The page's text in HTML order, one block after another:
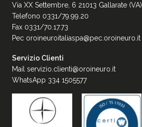
Via XX Settembre, 6 21013 Gallarate (VA)
Telefono 0331/79.99.20
Fax 0331/70.17.73
Pec oroineuroitaliaspa@pec.oroineuro.it
Servizio Clienti
Mail servizio.clienti@oroineuro.it
WhatsApp 334 1505577